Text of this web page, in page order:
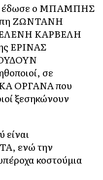
έδωσε ο ΜΠΑΜΠΗΣ
ΖΩΝΤΑΝΗ
ΚΑΡΒΕΛΗ
ΕΡΙΝΑΣ
σε
ΟΡΓΑΝΑ που
ξεσηκώνουν
είναι
ενώ την
κοστούμια